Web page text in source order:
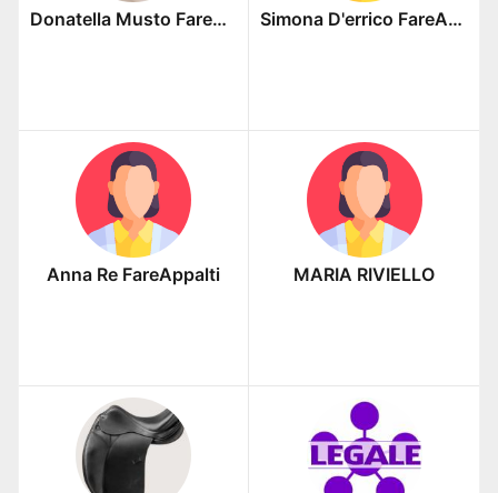
Donatella Musto FareAppalti Simona D'errico FareAppalti
Anna Re FareAppalti MARIA RIVIELLO